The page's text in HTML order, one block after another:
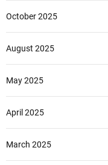
October 2025
August 2025
May 2025
April 2025
March 2025